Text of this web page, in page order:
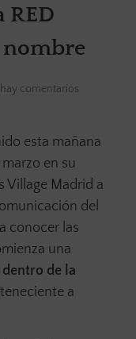
RED
nombre
comentarios
esta mañana
en su
Village Madrid a
del
conocer las
una
de la
a